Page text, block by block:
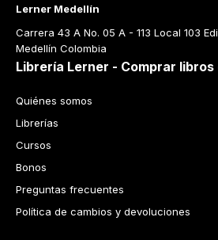
Lerner Medellín
Carrera 43 A No. 05 A - 113 Local 103
Medellín Colombia
Librería Lerner - Comprar libros
Quiénes somos
Librerías
Cursos
Bonos
Preguntas frecuentes
Política de cambios y devoluciones